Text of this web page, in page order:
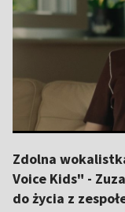
Zdolna
Voice Kids" -
do życia z